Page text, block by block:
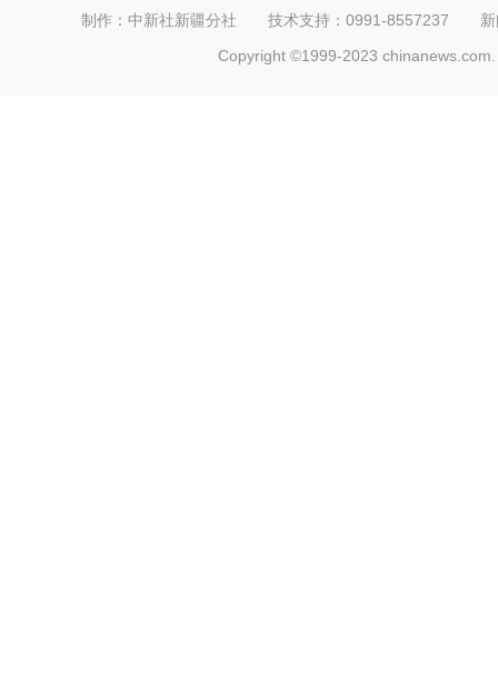
制作：中新社新疆分社 技术支持：0991-8557237
Copyright ©1999-2023